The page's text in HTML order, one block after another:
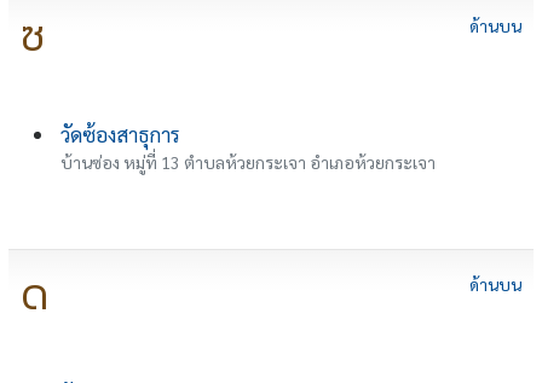
ด้านบน
ซ
วัดซ้องสาธุการ
บ้านซ่อง หมู่ที่ 13 ตำบลห้วยกระเจา อำเภอห้วยกระเจา
ด้านบน
ด